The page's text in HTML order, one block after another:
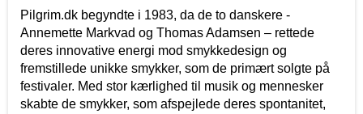
Pilgrim.dk begyndte i 1983, da de to danskere -
Annemette Markvad og Thomas Adamsen – rettede
deres innovative energi mod smykkedesign og
fremstillede unikke smykker, som de primært solgte på
festivaler. Med stor kærlighed til musik og mennesker
skabte de smykker, som afspejlede deres spontanitet,